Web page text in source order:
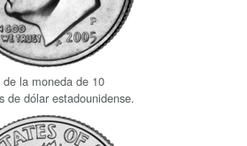
de la moneda de 10
de dólar estadounidense.